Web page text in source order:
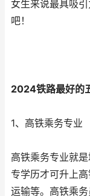
女生来说最具吸
吧！
2024铁路最好的
1、高铁乘务专业
高铁乘务专业就
专学历才可升上
运输等。高铁乘